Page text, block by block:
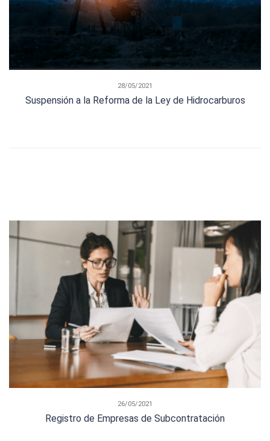
28/05/2021
Suspensión a la Reforma de la Ley de Hidrocarburos
26/05/2021
Registro de Empresas de Subcontratación